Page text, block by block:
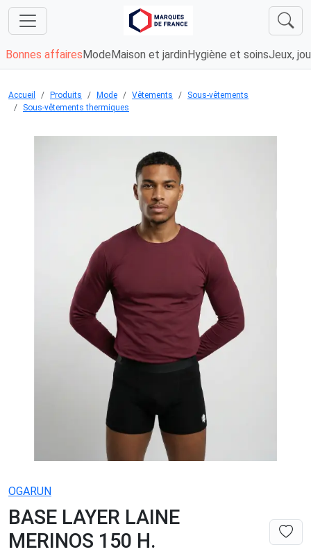
Bonnes affaires Mode Maison et jardin Hygiène et soinsJeux,
Accueil Produits Mode Vêtements
Sous-vêtements
Sous-vêtements thermiques
OGARUN
BASE LAYER LAINE
MERINOS 150 H.